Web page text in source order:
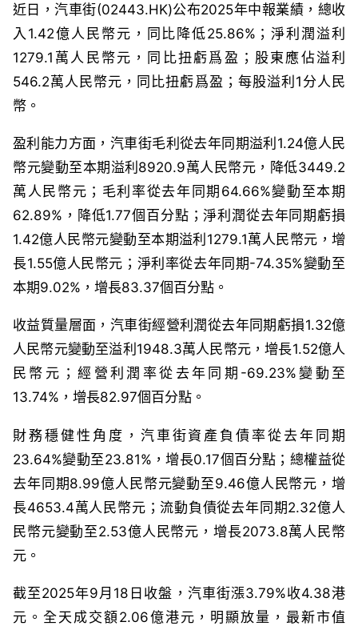
近日，汽車街(02443.HK)公布2025年中報業績，總收
入1.42億人民幣元，同比降低25.86%；淨利潤溢利
1279.1萬人民幣元，同比扭虧爲盈；股東應佔溢利
546.2萬人民幣元，同比扭虧爲盈；每股溢利1分人民
幣。
盈利能力方面，汽車街毛利從去年同期溢利1.24億人民
幣元變動至本期溢利8920.9萬人民幣元，降低3449.2
萬人民幣元；毛利率從去年同期64.66%變動至本期
62.89%，降低1.77個百分點；淨利潤從去年同期虧損
1.42億人民幣元變動至本期溢利1279.1萬人民幣元，增
長1.55億人民幣元；淨利率從去年同期-74.35%變動至
本期9.02%，增長83.37個百分點。
收益質量層面，汽車街經營利潤從去年同期虧損1.32億
人民幣元變動至溢利1948.3萬人民幣元，增長1.52億人
民幣元；經營利潤率從去年同期-69.23%變動至
13.74%，增長82.97個百分點。
財務穩健性角度，汽車街資產負債率從去年同期
23.64%變動至23.81%，增長0.17個百分點；總權益從
去年同期8.99億人民幣元變動至9.46億人民幣元，增
長4653.4萬人民幣元；流動負債從去年同期2.32億人
民幣元變動至2.53億人民幣元，增長2073.8萬人民幣
元。
截至2025年9月18日收盤，汽車街漲3.79%收4.38港
元。全天成交額2.06億港元，明顯放量，最新市值